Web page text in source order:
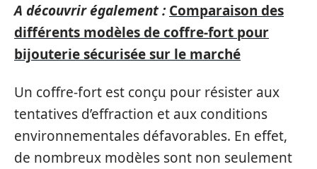
A découvrir également : Comparaison des
différents modèles de coffre-fort pour
bijouterie sécurisée sur le marché
Un coffre-fort est conçu pour résister aux
tentatives d’effraction et aux conditions
environnementales défavorables. En effet,
de nombreux modèles sont non seulement